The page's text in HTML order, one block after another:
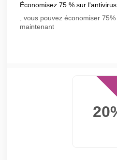
Économisez 75 % sur
, vous pouvez économiser
maintenant